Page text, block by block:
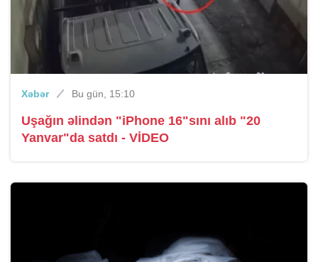
Xəbər Bu gün, 15:10
Uşağın əlindən "iPhone 16"sını alıb "20
Yanvar"da satdı - VİDEO